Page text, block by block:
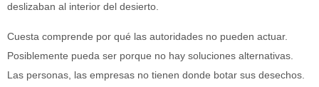
deslizaban al interior del desierto.
Cuesta comprende por qué las autoridades no pueden actuar.
Posiblemente pueda ser porque no hay soluciones alternativas.
Las personas, las empresas no tienen donde botar sus desechos.